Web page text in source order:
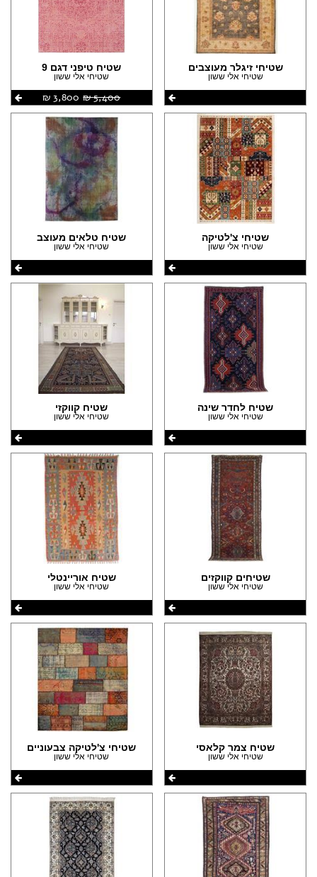
(2)
(156)
(40)
(35)
(7)
(7)
(6)
(261)
(239)
(238)
(58)
(47)
(37)
(22)
(1)
שטיחי זיגלר מעוצבים
שטיחי אלי ששון
שטיח טיפני דגם 9
שטיחי אלי ששון
5,400 ‏₪
3,800 ‏₪
שטיחי צ'לטיקה
שטיחי אלי ששון
שטיח טלאים מעוצב
שטיחי אלי ששון
שטיח לחדר שינה
שטיחי אלי ששון
שטיח קווקזי
שטיחי אלי ששון
שטיחים קווקזים
שטיחי אלי ששון
שטיח אוריינטלי
שטיחי אלי ששון
שטיח צמר קלאסי
שטיחי אלי ששון
שטיחי צ'לטיקה צבעוניים
שטיחי אלי ששון
הצהרת נגישות